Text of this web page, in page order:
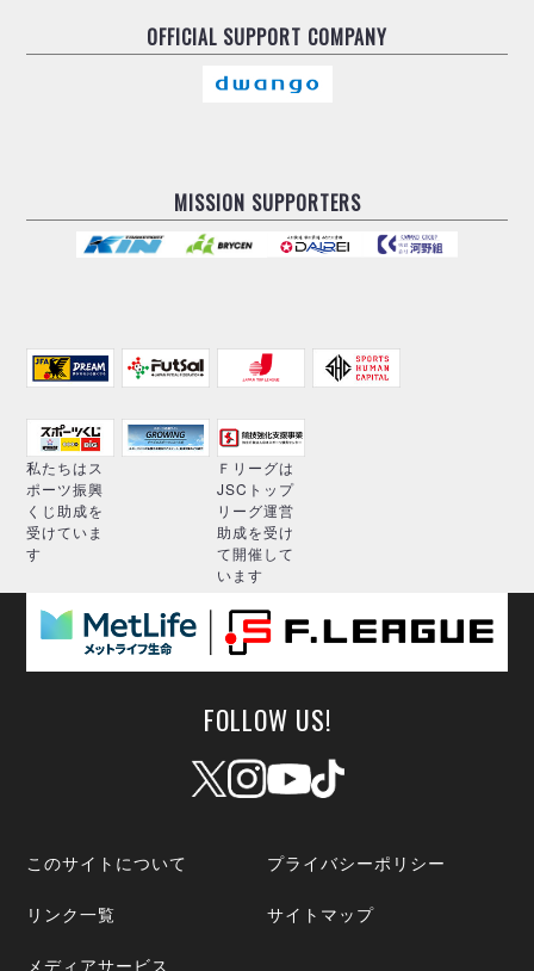
OFFICIAL SUPPORT COMPANY
MISSION SUPPORTERS
私たちはス
ポーツ振興
くじ助成を
受けていま
す
Ｆリーグは
JSCトップ
リーグ運営
助成を受け
て開催して
います
FOLLOW US!
このサイトについて プライバシーポリシー
リンク一覧 サイトマップ
メディアサービス